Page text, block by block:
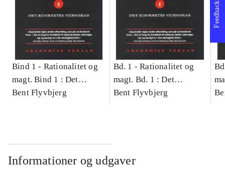
Bind 1 - Rationalitet og
magt. Bind 1 : Det
konkretes videnskab
Bent Flyvbjerg
Bd. 1 -Rationalitet og
magt. Bd. 1 : Det
konkretes videnskab
Bent Flyvbjerg
Informationer og udgaver
Feedback